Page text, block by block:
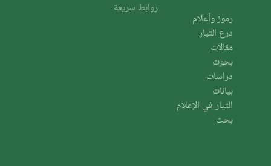
روابط سريعة
رموز وأعلام
درع التيار
مقالات
بحوث
دراسات
بيانات
التيار في الإعلام
بحث